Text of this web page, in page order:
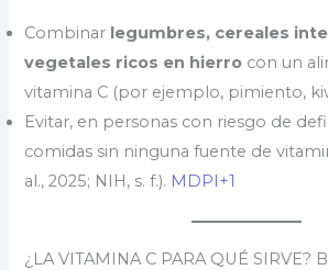
Combinar legumbres, cereales
vegetales ricos en hierro con un
vitamina C (por ejemplo, pimiento,
Evitar, en personas con riesgo de
comidas sin ninguna fuente de
al., 2025; NIH, s. f.). MDPI+1
¿LA VITAMINA C PARA QUÉ SIRVE?